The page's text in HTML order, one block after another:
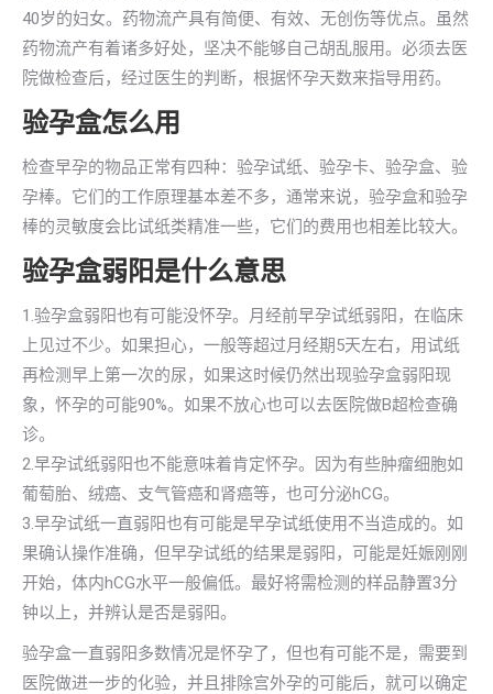
40岁的妇女。药物流产具有简便、有效、无创伤等优点。虽然
药物流产有着诸多好处，坚决不能够自己胡乱服用。必须去医
院做检查后，经过医生的判断，根据怀孕天数来指导用药。
验孕盒怎么用
检查早孕的物品正常有四种：验孕试纸、验孕卡、验孕盒、验
孕棒。它们的工作原理基本差不多，通常来说，验孕盒和验孕
棒的灵敏度会比试纸类精准一些，它们的费用也相差比较大。
验孕盒弱阳是什么意思
1.验孕盒弱阳也有可能没怀孕。月经前早孕试纸弱阳，在临床
上见过不少。如果担心，一般等超过月经期5天左右，用试纸
再检测早上第一次的尿，如果这时候仍然出现验孕盒弱阳现
象，怀孕的可能90%。如果不放心也可以去医院做B超检查确
诊。
2.早孕试纸弱阳也不能意味着肯定怀孕。因为有些肿瘤细胞如
葡萄胎、绒癌、支气管癌和肾癌等，也可分泌hCG。
3.早孕试纸一直弱阳也有可能是早孕试纸使用不当造成的。如
果确认操作准确，但早孕试纸的结果是弱阳，可能是妊娠刚刚
开始，体内hCG水平一般偏低。最好将需检测的样品静置3分
钟以上，并辨认是否是弱阳。
验孕盒一直弱阳多数情况是怀孕了，但也有可能不是，需要到
医院做进一步的化验，并且排除宫外孕的可能后，就可以确定